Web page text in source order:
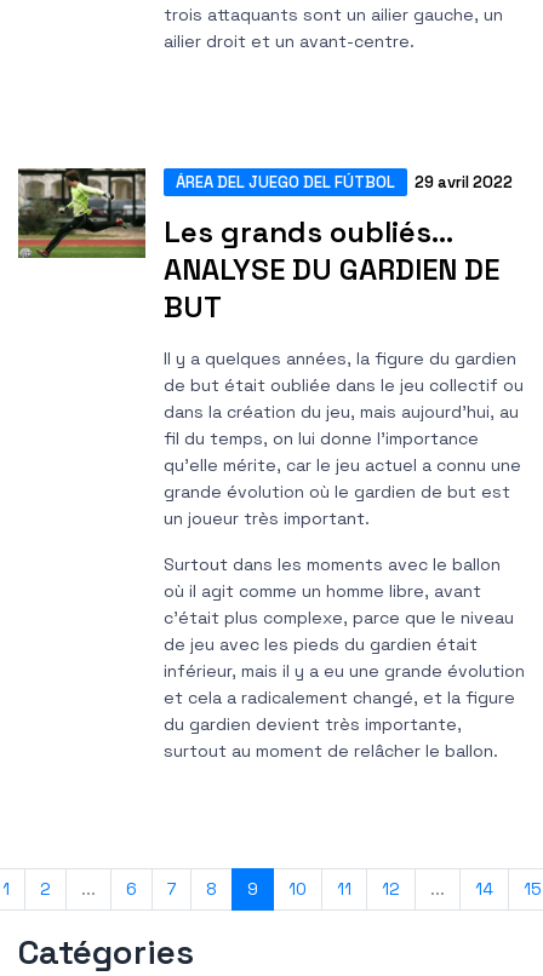
trois attaquants sont un ailier gauche, un
ailier droit et un avant-centre.
ÁREA DEL JUEGO DEL FÚTBOL 29 avril 2022
Les grands oubliés...
ANALYSE DU GARDIEN DE
BUT
Il y a quelques années, la figure du gardien
de but était oubliée dans le jeu collectif ou
dans la création du jeu, mais aujourd'hui, au
fil du temps, on lui donne l'importance
qu'elle mérite, car le jeu actuel a connu une
grande évolution où le gardien de but est
un joueur très important.
Surtout dans les moments avec le ballon
où il agit comme un homme libre, avant
c'était plus complexe, parce que le niveau
de jeu avec les pieds du gardien était
inférieur, mais il y a eu une grande évolution
et cela a radicalement changé, et la figure
du gardien devient très importante,
surtout au moment de relâcher le ballon.
1 2 ... 6 7 8 9 10 11 12 ... 14 15
Catégories